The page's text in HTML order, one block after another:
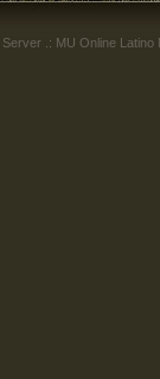
Server .: MU Online